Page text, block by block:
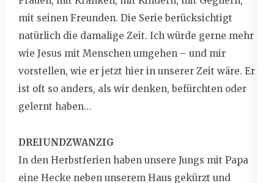
mit seinen Freunden. Die Serie berücksichtigt
natürlich die damalige Zeit. Ich würde gerne mehr
wie Jesus mit Menschen umgehen – und mir
vorstellen, wie er jetzt hier in unserer Zeit wäre. Er
ist oft so anders, als wir denken, befürchten oder
gelernt haben…
DREIUNDZWANZIG
In den Herbstferien haben unsere Jungs mit Papa
eine Hecke neben unserem Haus gekürzt und